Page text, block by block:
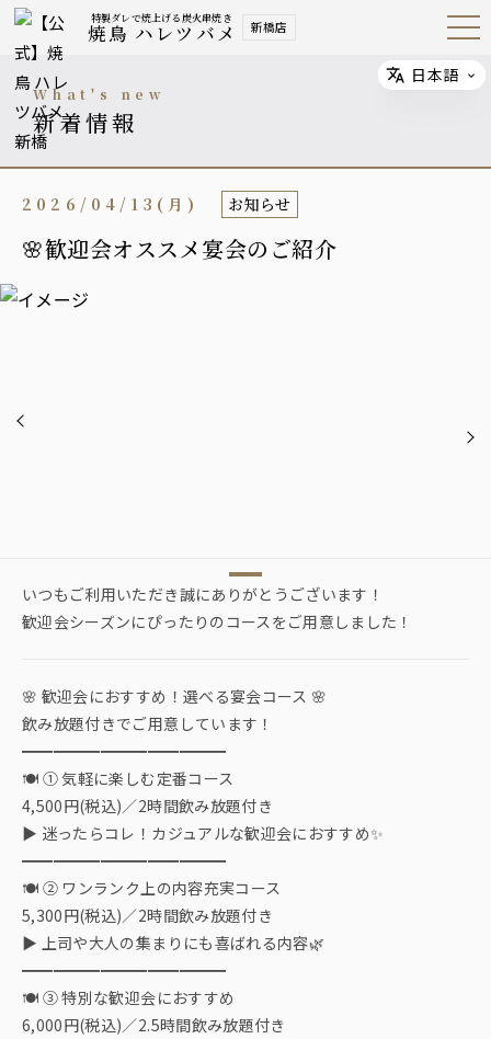
特製ダレで焼上げる炭火串焼き
焼鳥 ハレツバメ 新橋店 Open
Navig
what's new
新着情報
🌸歓迎会オススメ宴会のご紹介
2026/04/13(月) お知らせ
いつもご利用いただき誠にありがとうございます！
歓迎会シーズンにぴったりのコースをご用意しました！
🌸 歓迎会におすすめ！選べる宴会コース 🌸
飲み放題付きでご用意しています！
━━━━━━━━━━━━━
🍽 ① 気軽に楽しむ定番コース
4,500円(税込)／2時間飲み放題付き
▶ 迷ったらコレ！カジュアルな歓迎会におすすめ✨
━━━━━━━━━━━━━
🍽 ② ワンランク上の内容充実コース
5,300円(税込)／2時間飲み放題付き
▶ 上司や大人の集まりにも喜ばれる内容🌿
━━━━━━━━━━━━━
🍽 ③ 特別な歓迎会におすすめ
6,000円(税込)／2.5時間飲み放題付き
Select
日本語